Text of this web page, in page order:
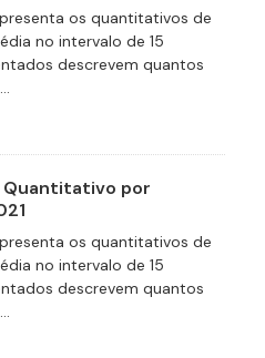
os quantitativos de
no intervalo de 15
descrevem quantos
Quantitativo por
os quantitativos de
no intervalo de 15
descrevem quantos